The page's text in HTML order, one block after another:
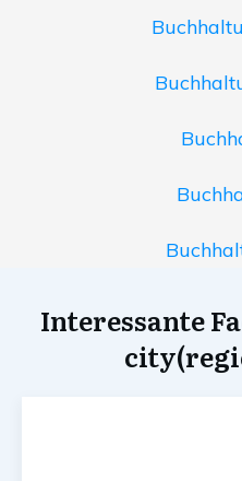
Interessante